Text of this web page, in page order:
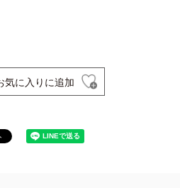
気に入りに追加